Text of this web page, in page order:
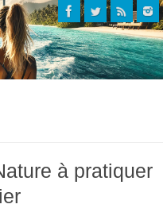
à pratiquer